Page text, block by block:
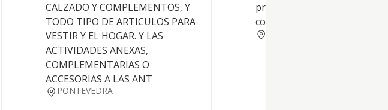
CALZADO Y COMPLEMENTOS, Y
TODO TIPO DE ARTICULOS PARA
VESTIR Y EL HOGAR. Y LAS
ACTIVIDADES ANEXAS,
COMPLEMENTARIAS O
ACCESORIAS A LAS ANT
PONTEVEDRA
prendas de vestir, así como
complementos y accesorios